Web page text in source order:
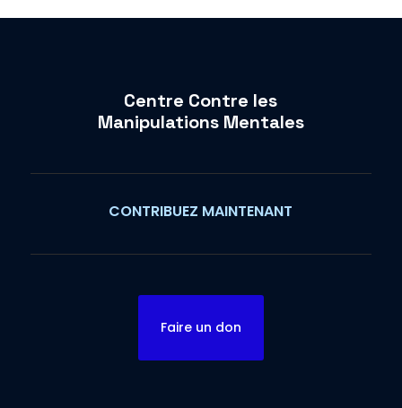
Centre Contre les
Manipulations Mentales
CONTRIBUEZ MAINTENANT
Faire un don